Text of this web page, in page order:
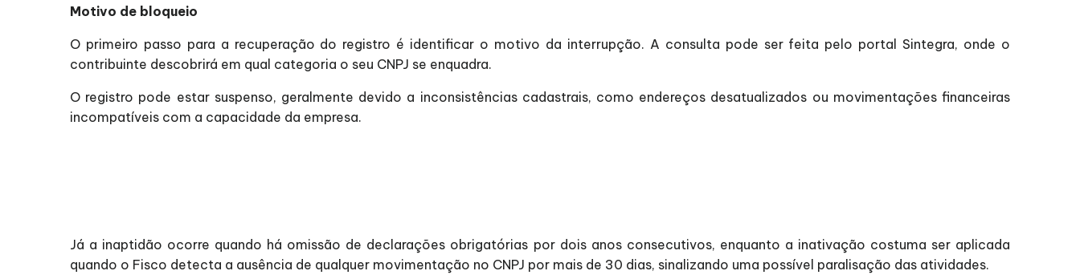
Motivo de bloqueio
O primeiro passo para a recuperação do registro é identificar o motivo da interrupção. A consulta pode ser feita pelo portal Sintegra, onde o
contribuinte descobrirá em qual categoria o seu CNPJ se enquadra.
O registro pode estar suspenso, geralmente devido a inconsistências cadastrais, como endereços desatualizados ou movimentações financeiras
incompatíveis com a capacidade da empresa.
Já a inaptidão ocorre quando há omissão de declarações obrigatórias por dois anos consecutivos, enquanto a inativação costuma ser aplicada
quando o Fisco detecta a ausência de qualquer movimentação no CNPJ por mais de 30 dias, sinalizando uma possível paralisação das atividades.